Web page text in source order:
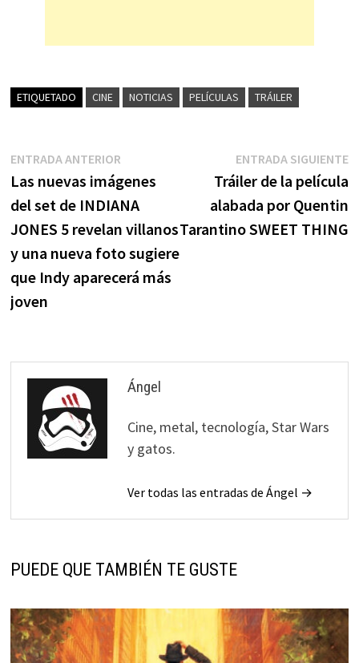
ETIQUETADO CINE NOTICIAS PELÍCULAS TRÁILER
Navegación
de
entradas
ENTRADA ANTERIOREntrada
anterior:
Las nuevas imágenes
del set de INDIANA
JONES 5 revelan villanos
y una nueva foto sugiere
que Indy aparecerá más
joven
ENTRADA SIGUIENTE
Tráiler de la película
alabada por Quentin
Tarantino SWEET THING
Ángel
Cine, metal, tecnología, Star Wars
y gatos.
Ver todas las entradas de Ángel →
PUEDE QUE TAMBIÉN TE GUSTE